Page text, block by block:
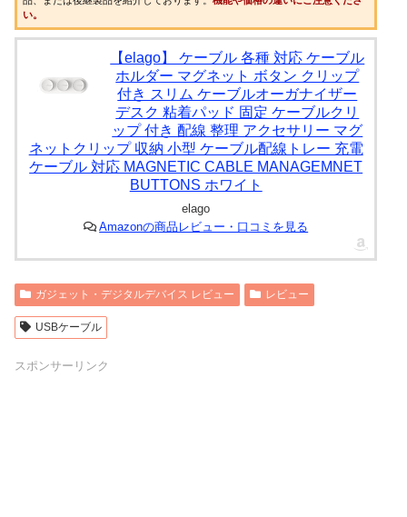
い。
【elago】 ケーブル 各種 対応 ケーブル
ホルダー マグネット ボタン クリップ
付き スリム ケーブルオーガナイザー
デスク 粘着パッド 固定 ケーブルクリ
ップ 付き 配線 整理 アクセサリー マグ
ネットクリップ 収納 小型 ケーブル配線トレー 充電
ケーブル 対応 MAGNETIC CABLE MANAGEMNET
BUTTONS ホワイト
elago
Amazonの商品レビュー・口コミを見る
ガジェット・デジタルデバイス レビュー レビュー
USBケーブル
スポンサーリンク